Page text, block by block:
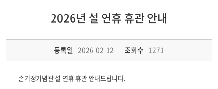
2026년 설 연휴 휴관 안내
등록일 2026-02-12 조회수 1271
손기정기념관 설 연휴 휴관 안내드립니다.